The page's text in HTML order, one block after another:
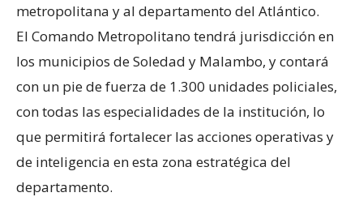
metropolitana y al departamento del Atlántico.
El Comando Metropolitano tendrá jurisdicción en
los municipios de Soledad y Malambo, y contará
con un pie de fuerza de 1.300 unidades policiales,
con todas las especialidades de la institución, lo
que permitirá fortalecer las acciones operativas y
de inteligencia en esta zona estratégica del
departamento.